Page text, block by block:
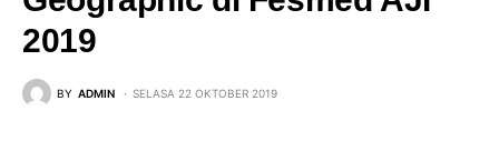
2019
BY ADMIN SELASA 22 OKTOBER 2019